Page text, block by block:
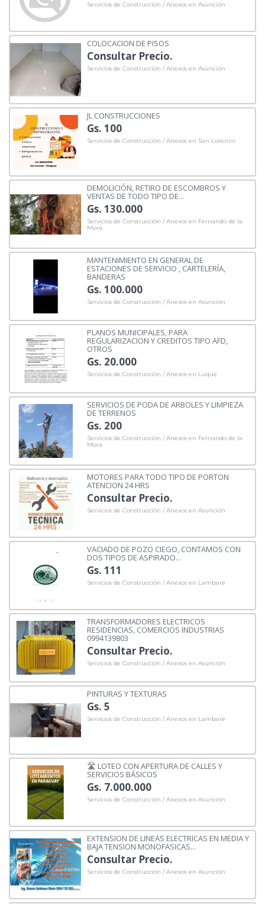
Servicios de Construcción / Anexos en Asunción
COLOCACION DE PISOS
Consultar Precio.
Servicios de Construcción / Anexos en Asunción
JL CONSTRUCCIONES
Gs. 100
Servicios de Construcción / Anexos en San Lorenzo
DEMOLICIÓN, RETIRO DE ESCOMBROS Y
VENTAS DE TODO TIPO DE...
Gs. 130.000
Servicios de Construcción / Anexos en Fernando de la
Mora
MANTENIMIENTO EN GENERAL DE
ESTACIONES DE SERVICIO , CARTELERÍA,
BANDERAS
Gs. 100.000
Servicios de Construcción / Anexos en Asunción
PLANOS MUNICIPALES, PARA
REGULARIZACION Y CREDITOS TIPO AFD,
OTROS
Gs. 20.000
Servicios de Construcción / Anexos en Luque
SERVICIOS DE PODA DE ARBOLES Y LIMPIEZA
DE TERRENOS
Gs. 200
Servicios de Construcción / Anexos en Fernando de la
Mora
MOTORES PARA TODO TIPO DE PORTON
ATENCION 24 HRS
Consultar Precio.
Servicios de Construcción / Anexos en Asunción
VACIADO DE POZO CIEGO, CONTAMOS CON
DOS TIPOS DE ASPIRADO...
Gs. 111
Servicios de Construcción / Anexos en Lambaré
TRANSFORMADORES ELECTRICOS
RESIDENCIAS, COMERCIOS INDUSTRIAS
0994139803
Consultar Precio.
Servicios de Construcción / Anexos en Asunción
PINTURAS Y TEXTURAS
Gs. 5
Servicios de Construcción / Anexos en Lambaré
🛣️ LOTEO CON APERTURA DE CALLES Y
SERVICIOS BÁSICOS
Gs. 7.000.000
Servicios de Construcción / Anexos en Asunción
EXTENSION DE LINEAS ELECTRICAS EN MEDIA Y
BAJA TENSION MONOFASICAS...
Consultar Precio.
Servicios de Construcción / Anexos en Asunción